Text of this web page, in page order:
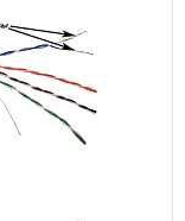
Сравнение
наличии